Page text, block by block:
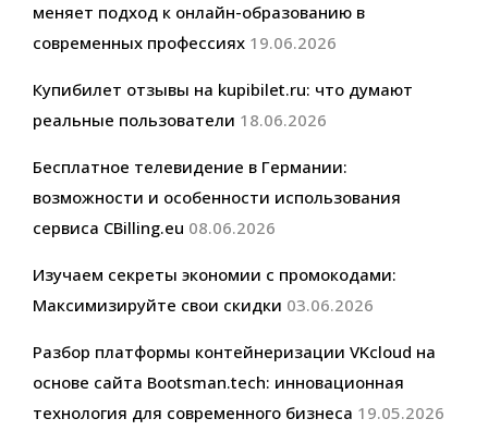
меняет подход к онлайн-образованию в
современных профессиях 19.06.2026
Купибилет отзывы на kupibilet.ru: что думают
реальные пользователи 18.06.2026
Бесплатное телевидение в Германии:
возможности и особенности использования
сервиса CBilling.eu 08.06.2026
Изучаем секреты экономии с промокодами:
Максимизируйте свои скидки 03.06.2026
Разбор платформы контейнеризации VKcloud на
основе сайта Bootsman.tech: инновационная
технология для современного бизнеса 19.05.2026